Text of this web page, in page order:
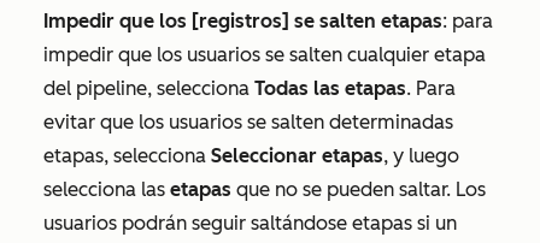
Impedir que los [registros] se salten etapas: para
impedir que los usuarios se salten cualquier etapa
del pipeline, selecciona Todas las etapas. Para
evitar que los usuarios se salten determinadas
etapas, selecciona Seleccionar etapas, y luego
selecciona las etapas que no se pueden saltar. Los
usuarios podrán seguir saltándose etapas si un